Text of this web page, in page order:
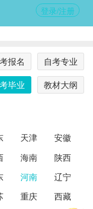
登录/注册
报名
自考专业
毕业 教材大纲
天津
安徽
海南
陕西
河南
辽宁
重庆
西藏